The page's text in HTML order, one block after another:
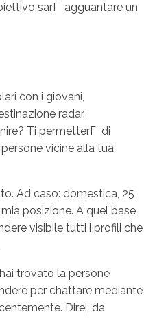
sarГ agguantare un
con i giovani,
radar.
Ti permetterГ di
vicine alla tua
Ad caso: domestica, 25
posizione. A quel base
visibile tutti i profili che
trovato la persone
per chattare mediante
Direi, da